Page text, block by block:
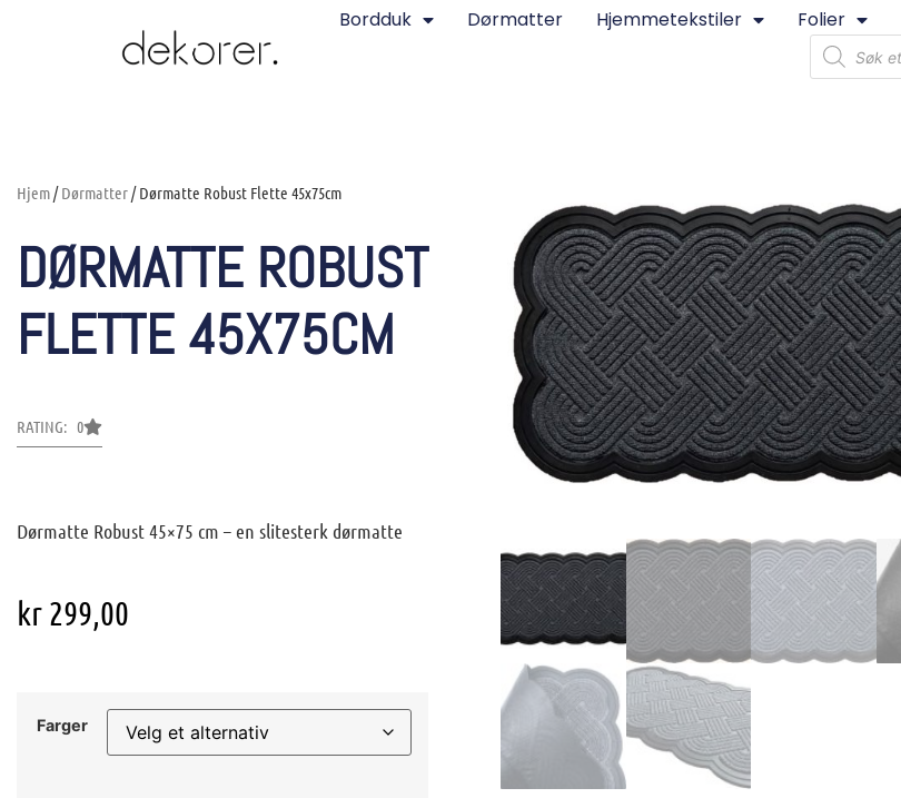
Bordduk Dørmatter Hjemmetekstiler Folier
Hjem/Dørmatter/ Dørmatte Robust Flette 45x75cm
DØRMATTE ROBUST
FLETTE 45X75CM
RATING: 0
Dørmatte Robust 45×75 cm – en slitesterk dørmatte
kr299,00
Farger